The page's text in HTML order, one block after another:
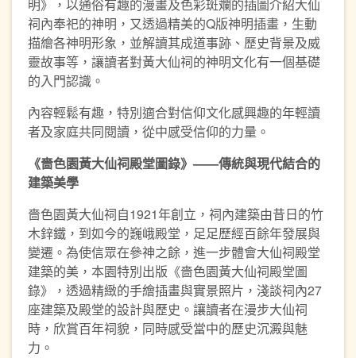
明》，以通俗有趣的漫畫及色彩斑斕的插圖介紹大仙
祠內奉祀的神明，又透過精美的Q版神明插畫，生動
描繪各神明形象，並解讀其成道事跡、歷史背景及威
靈故事等，讓讀者對黃大仙祠的神明文化有一個基礎
的入門認識。
內容輕鬆有趣，特別適合對信仰文化感興趣的年輕讀
者及家庭共同閱讀，從中感受信仰的力量。
《嗇色園黃大仙祠殿堂圖錄》——傳統與現代結合的
建築美學
嗇色園黃大仙祠自1921年創立，祠內建築由昔日的竹
木鋅鐵，到如今的巍峨殿堂，足足歷經百餘年發展與
變遷。為使信眾在參神之餘，進一步體會大仙祠殿堂
建築的美，本園特別出版《嗇色園黃大仙祠殿堂圖
錄》，透過精緻的手繪插畫與實景照片，淺談祠內27
座建築及殿堂的設計與歷史。讓讀者在漫步大仙祠
時，欣賞百年祠貌，同時感受當中的歷史沉澱與魅
力。